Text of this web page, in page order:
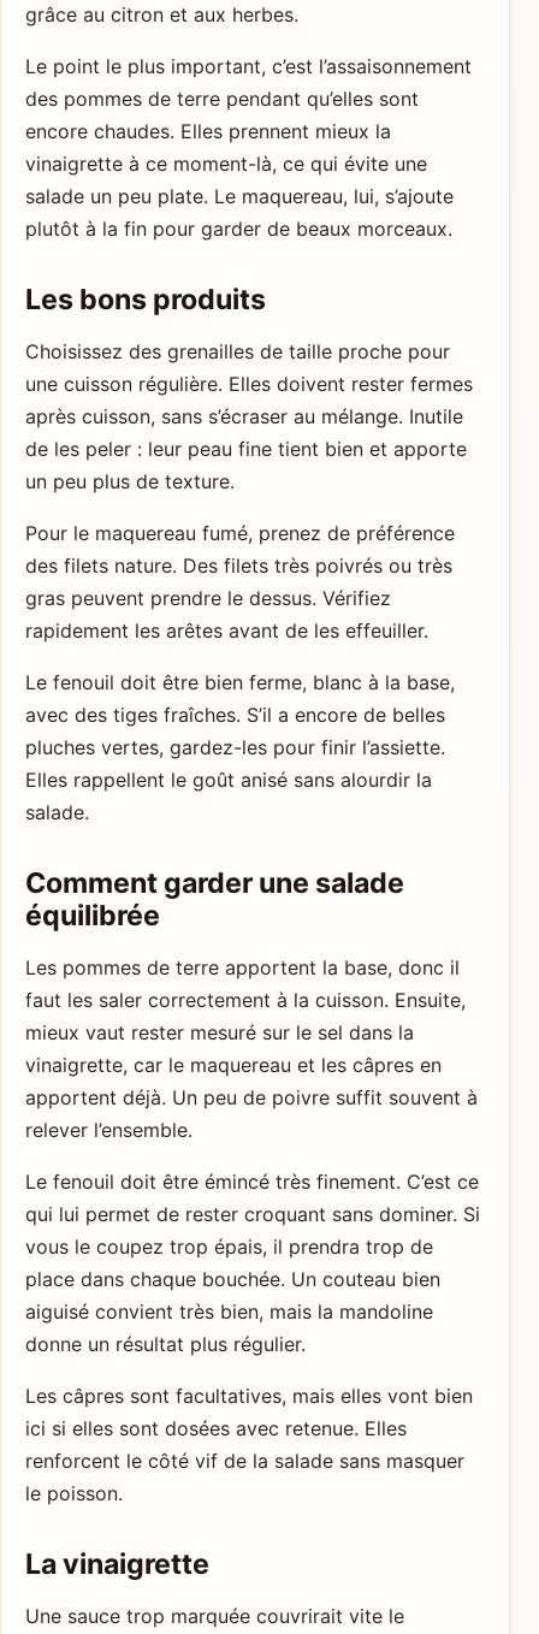
grâce au citron et aux herbes.
Le point le plus important, c’est l’assaisonnement
des pommes de terre pendant qu’elles sont
encore chaudes. Elles prennent mieux la
vinaigrette à ce moment-là, ce qui évite une
salade un peu plate. Le maquereau, lui, s’ajoute
plutôt à la fin pour garder de beaux morceaux.
Les bons produits
Choisissez des grenailles de taille proche pour
une cuisson régulière. Elles doivent rester fermes
après cuisson, sans s’écraser au mélange. Inutile
de les peler : leur peau fine tient bien et apporte
un peu plus de texture.
Pour le maquereau fumé, prenez de préférence
des filets nature. Des filets très poivrés ou très
gras peuvent prendre le dessus. Vérifiez
rapidement les arêtes avant de les effeuiller.
Le fenouil doit être bien ferme, blanc à la base,
avec des tiges fraîches. S’il a encore de belles
pluches vertes, gardez-les pour finir l’assiette.
Elles rappellent le goût anisé sans alourdir la
salade.
Comment garder une salade
équilibrée
Les pommes de terre apportent la base, donc il
faut les saler correctement à la cuisson. Ensuite,
mieux vaut rester mesuré sur le sel dans la
vinaigrette, car le maquereau et les câpres en
apportent déjà. Un peu de poivre suffit souvent à
relever l’ensemble.
Le fenouil doit être émincé très finement. C’est ce
qui lui permet de rester croquant sans dominer. Si
vous le coupez trop épais, il prendra trop de
place dans chaque bouchée. Un couteau bien
aiguisé convient très bien, mais la mandoline
donne un résultat plus régulier.
Les câpres sont facultatives, mais elles vont bien
ici si elles sont dosées avec retenue. Elles
renforcent le côté vif de la salade sans masquer
le poisson.
La vinaigrette
Une sauce trop marquée couvrirait vite le